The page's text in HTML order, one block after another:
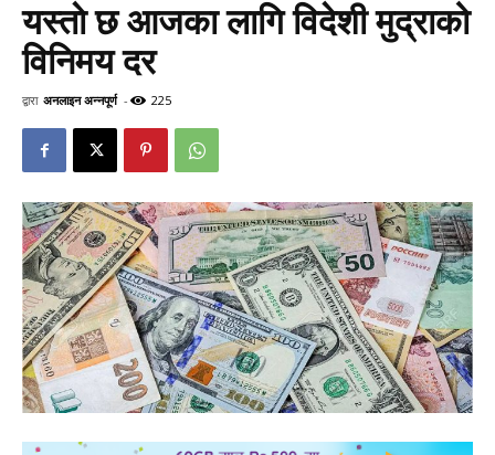
यस्ताे छ आजका लागि विदेशी मुद्राको
विनिमय दर
द्वारा अनलाइन अन्नपूर्ण - 225